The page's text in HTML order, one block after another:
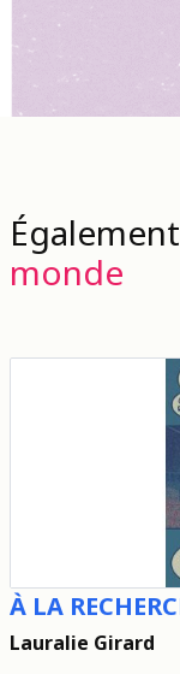
monde
À LA
Lauralie Girard